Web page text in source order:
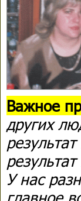
Важное
других
У нас